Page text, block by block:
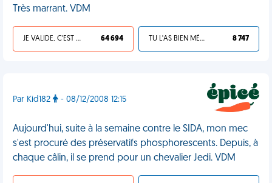
Très marrant. VDM
JE VALIDE, C'EST UNE VDM 64 694 TU L'AS BIEN MÉRITÉ 8 747
Par Kid182 - 08/12/2008 12:15
Aujourd'hui, suite à la semaine contre le SIDA, mon mec
s'est procuré des préservatifs phosphorescents. Depuis, à
chaque câlin, il se prend pour un chevalier Jedi. VDM